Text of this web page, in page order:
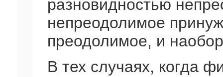
разновидностью
непреодолимое
преодолимое, и
В тех случаях, когда